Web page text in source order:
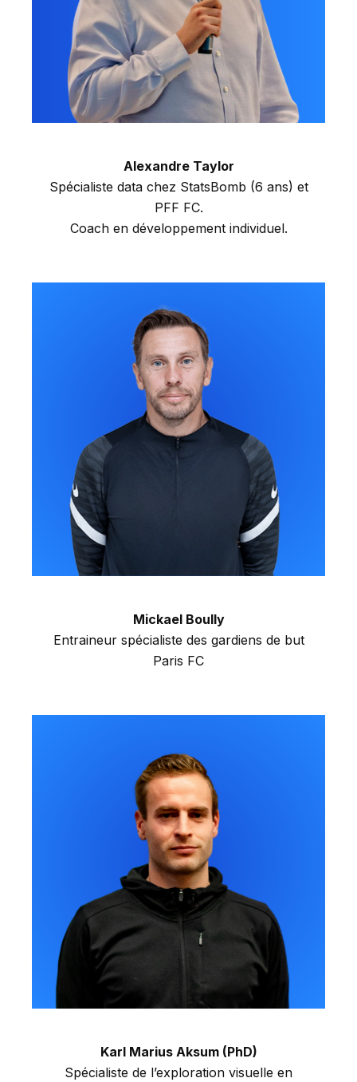
Alexandre Taylor
Spécialiste data chez StatsBomb (6 ans) et
PFF FC.
Coach en développement individuel.
Mickael Boully
Entraineur spécialiste des gardiens de but
Paris FC
Karl Marius Aksum (PhD)
Spécialiste de l’exploration visuelle en